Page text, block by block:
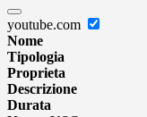
youtube.com
Nome
Tipologia
Proprieta
Descrizione
Durata